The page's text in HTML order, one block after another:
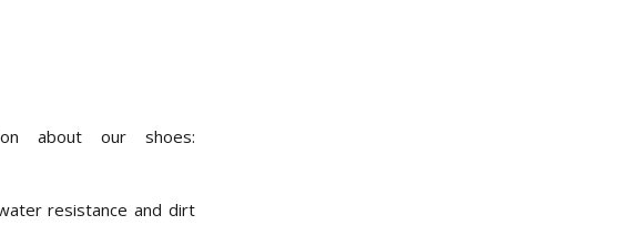
about our shoes:
resistance and dirt